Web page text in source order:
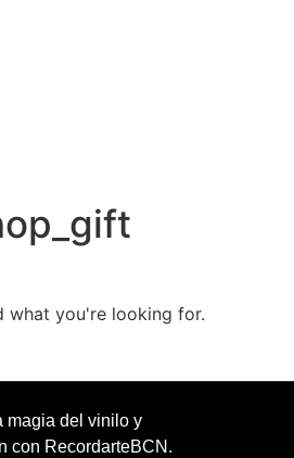
what you're looking for.
magia del vinilo y
con RecordarteBCN.